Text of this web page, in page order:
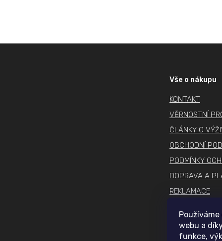
webu a
funkce,
Vše o nákupu
KONTAKT
VĚRNOSTNÍ
ČLÁNKY O
OBCHODNÍ
PODMÍNKY
DOPRAVA A
REKLAMACE